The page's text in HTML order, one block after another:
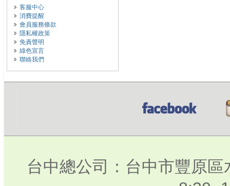
客服中心
消費提醒
會員服務條款
隱私權政策
免責聲明
綠色宣言
聯絡我們
台中總公司：台中市豐原